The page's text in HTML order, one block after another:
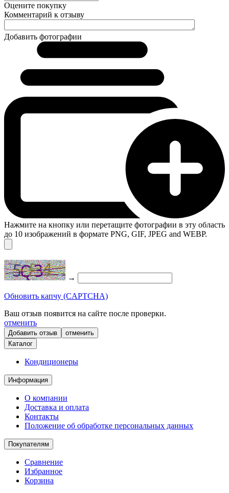
Оцените покупку
Комментарий к отзыву
Добавить фотографии
Нажмите на кнопку или перетащите фотографии в эту область
до 10 изображений в формате PNG, GIF, JPEG and WEBP.
→
Обновить капчу (CAPTCHA)
Ваш отзыв появится на сайте после проверки.
отменить
отменить
Каталог
Кондиционеры
Информация
О компании
Доставка и оплата
Контакты
Положение об обработке персональных данных
Покупателям
Сравнение
Избранное
Корзина